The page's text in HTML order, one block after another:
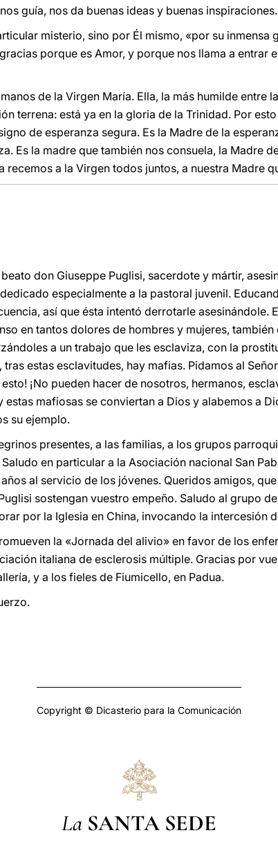
guía, nos da buenas ideas y buenas inspiraciones.
misterio, sino por Él mismo, «por su inmensa
porque es Amor, y porque nos llama a entrar
de la Virgen María. Ella, la más humilde entre
terrena: está ya en la gloria de la Trinidad. Por
de esperanza segura. Es la Madre de la
Es la madre que también nos consuela, la Madre
recemos a la Virgen todos juntos, a nuestra Madre
don Giuseppe Puglisi, sacerdote y mártir,
especialmente a la pastoral juvenil.
así que ésta intentó derrotarle asesinándole.
en tantos dolores de hombres y mujeres,
a un trabajo que les esclaviza, con la
estas esclavitudes, hay mafias. Pidamos al
¡No pueden hacer de nosotros, hermanos,
estas mafiosas se conviertan a Dios y alabemos a
su ejemplo.
presentes, a las familias, a los grupos
en particular a la Asociación nacional San
al servicio de los jóvenes. Queridos amigos,
sostengan vuestro empeño. Saludo al grupo
por la Iglesia en China, invocando la intercesión
la «Jornada del alivio» en favor de los
italiana de esclerosis múltiple. Gracias por
y a los fieles de Fiumicello, en Padua.
Copyright © Dicasterio para la Comunicación
La SANTA SEDE